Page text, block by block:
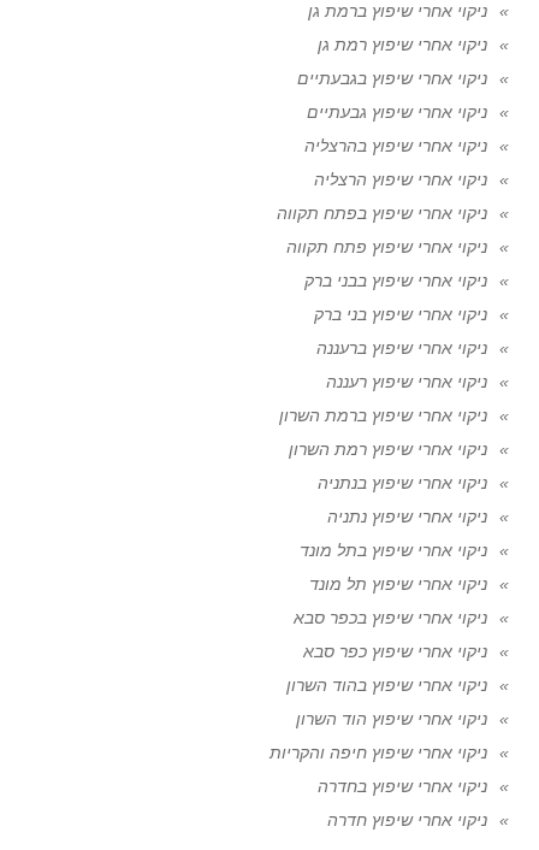
ניקוי אחרי שיפוץ ברמת גן
ניקוי אחרי שיפוץ רמת גן
ניקוי אחרי שיפוץ בגבעתיים
ניקוי אחרי שיפוץ גבעתיים
ניקוי אחרי שיפוץ בהרצליה
ניקוי אחרי שיפוץ הרצליה
ניקוי אחרי שיפוץ בפתח תקווה
ניקוי אחרי שיפוץ פתח תקווה
ניקוי אחרי שיפוץ בבני ברק
ניקוי אחרי שיפוץ בני ברק
ניקוי אחרי שיפוץ ברעננה
ניקוי אחרי שיפוץ רעננה
ניקוי אחרי שיפוץ ברמת השרון
ניקוי אחרי שיפוץ רמת השרון
ניקוי אחרי שיפוץ בנתניה
ניקוי אחרי שיפוץ נתניה
ניקוי אחרי שיפוץ בתל מונד
ניקוי אחרי שיפוץ תל מונד
ניקוי אחרי שיפוץ בכפר סבא
ניקוי אחרי שיפוץ כפר סבא
ניקוי אחרי שיפוץ בהוד השרון
ניקוי אחרי שיפוץ הוד השרון
ניקוי אחרי שיפוץ חיפה והקריות
ניקוי אחרי שיפוץ בחדרה
ניקוי אחרי שיפוץ חדרה